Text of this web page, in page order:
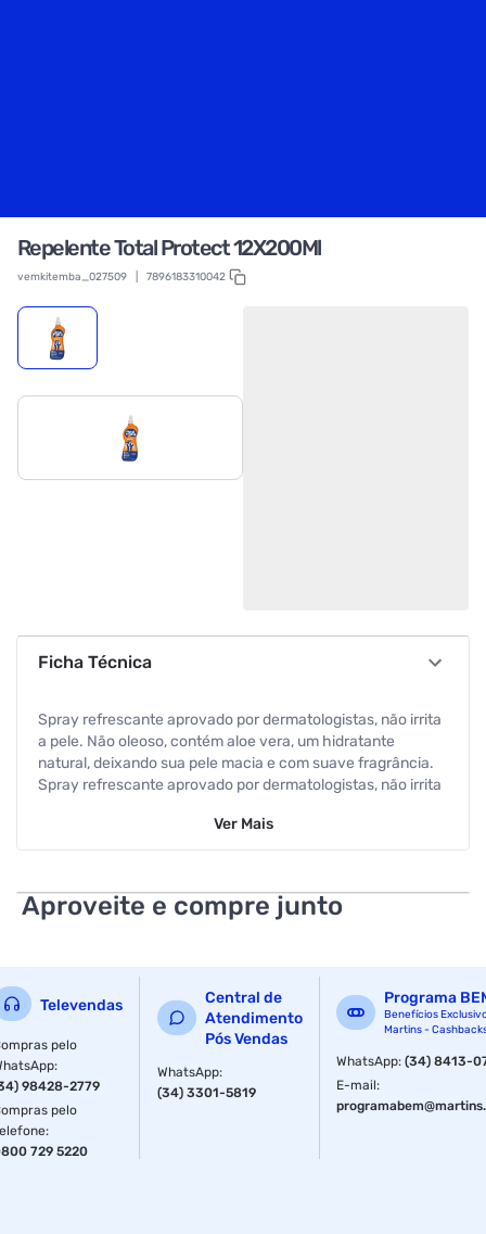
Repelente Total Protect 12X200Ml
vemkitemba_027509 7896183310042
Ficha Técnica
Spray refrescante aprovado por dermatologistas, não irrita
a pele. Não oleoso, contém aloe vera, um hidratante
natural, deixando sua pele macia e com suave fragrância.
Spray refrescante aprovado por dermatologistas, não irrita
deixando sua pele macia e com suave fragrância
sem moderação
Ver Mais
Aproveite e compre junto
Televendas
pelo
:
98428-2779
pelo
:
729 5220
Central de
Atendimento
Pós Vendas
WhatsApp:
(34) 3301-5819
Programa
Benefícios
Martins -
WhatsApp:(34) 8413-
E-mail: